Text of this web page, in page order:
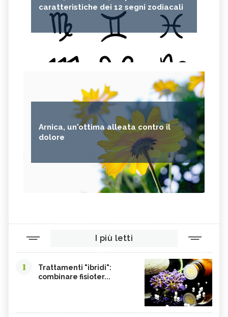
caratteristiche dei 12 segni zodiacali
Arnica, un'ottima alleata contro il
dolore
I più letti
1
Trattamenti "ibridi":
combinare fisioter...